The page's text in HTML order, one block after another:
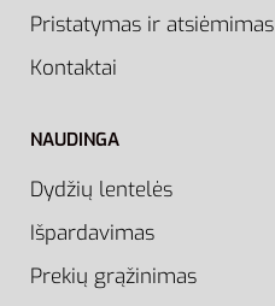
Pristatymas ir atsiėmimas
Kontaktai
NAUDINGA
Dydžių lentelės
Išpardavimas
Prekių grąžinimas